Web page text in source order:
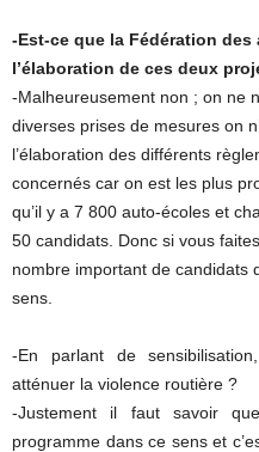
-Est-ce que la Fédération
l’élaboration de ces deux
-Malheureusement non ; on ne
diverses prises de mesures on
l’élaboration des différents
concernés car on est les plus
qu’il y a 7 800 auto-écoles et
50 candidats. Donc si vous
nombre important de candidats
sens.
-En parlant de
atténuer la violence routière ?
-Justement il faut savoir
programme dans ce sens et